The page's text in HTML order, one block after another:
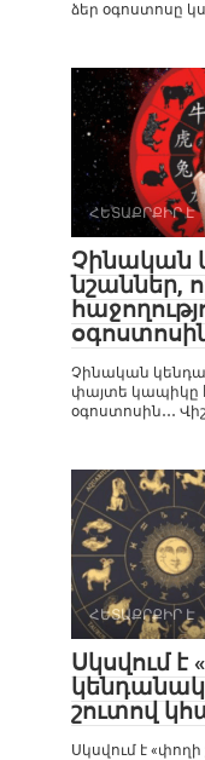
ձեր օգոստոսը
ՀԵՏԱՔՐՔԻՐ Է
Չինական
նշաններ,
Չինական
փայտե կապիկը
օգոստոսին․․․
ՀԵՏԱՔՐՔԻՐ Է
Սկսվում է
շուտով
Սկսվում է